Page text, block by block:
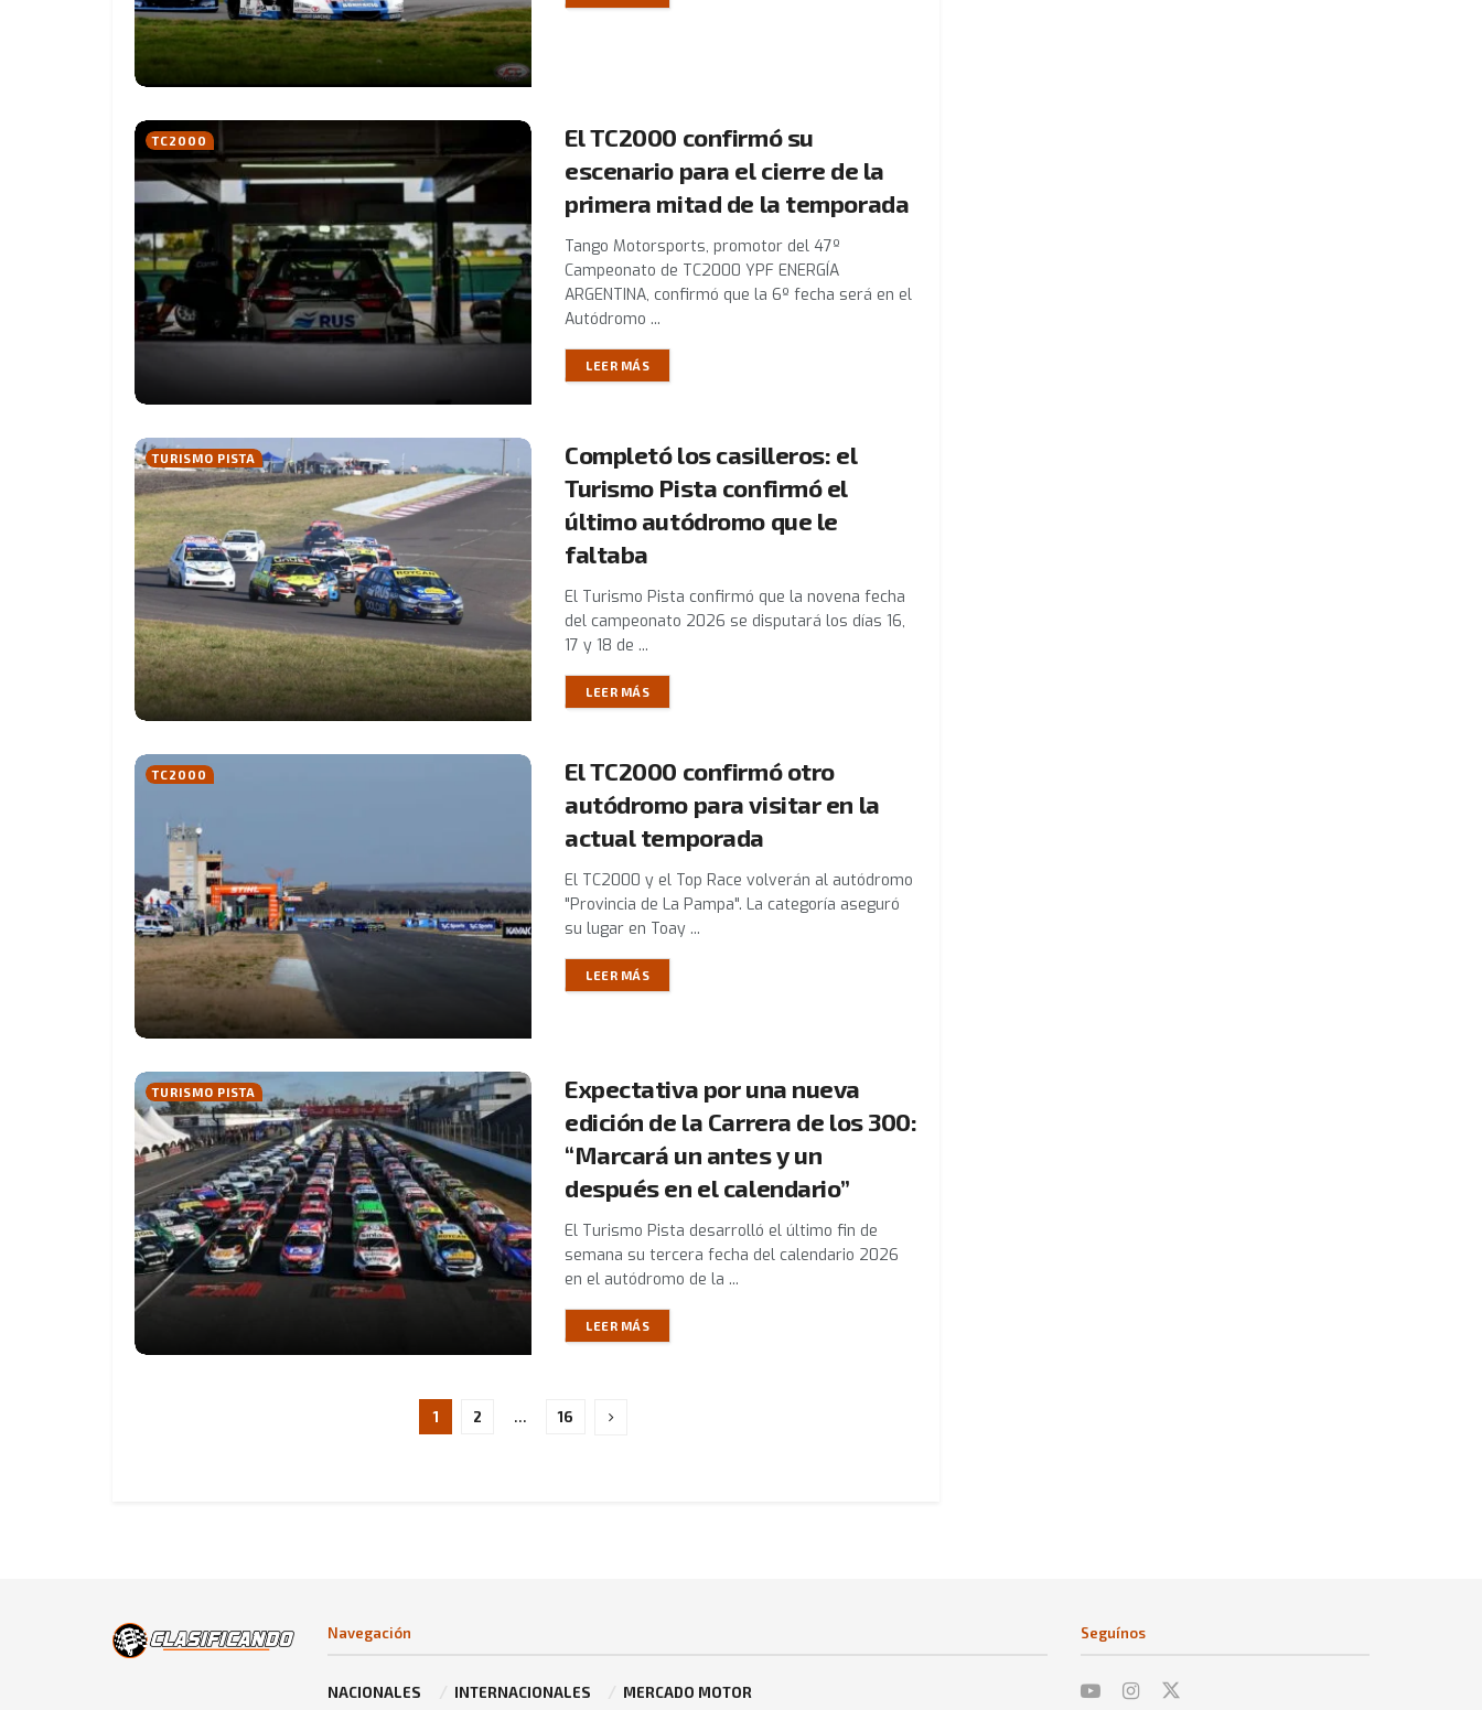
TC2000
El TC2000 confirmó su
escenario para el cierre de la
primera mitad de la temporada
Tango Motorsports, promotor del 47º
Campeonato de TC2000 YPF ENERGÍA
ARGENTINA, confirmó que la 6º fecha será en el
Autódromo ...
LEER MÁS
TURISMO PISTA
Completó los casilleros: el
Turismo Pista confirmó el
último autódromo que le
faltaba
El Turismo Pista confirmó que la novena fecha
del campeonato 2026 se disputará los días 16,
17 y 18 de ...
LEER MÁS
TC2000
El TC2000 confirmó otro
autódromo para visitar en la
actual temporada
El TC2000 y el Top Race volverán al autódromo
"Provincia de La Pampa". La categoría aseguró
su lugar en Toay ...
LEER MÁS
TURISMO PISTA
Expectativa por una nueva
edición de la Carrera de los 300:
“Marcará un antes y un
después en el calendario”
El Turismo Pista desarrolló el último fin de
semana su tercera fecha del calendario 2026
en el autódromo de la ...
LEER MÁS
1 2 … 16
Navegación
NACIONALES INTERNACIONALES MERCADO MOTOR
Seguínos